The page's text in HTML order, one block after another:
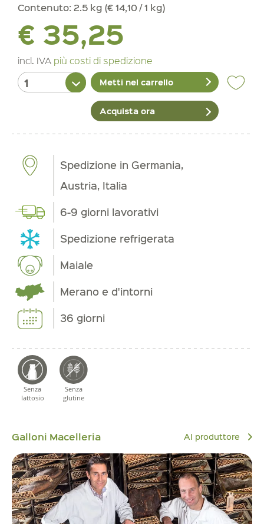
Contenuto: 2.5 kg (€ 14,10 / 1 kg)
€ 35,25
incl. IVA più costi di spedizione
Metti nel carrello
Acquista ora
Spedizione in Germania,
Austria, Italia
6-9 giorni lavorativi
Spedizione refrigerata
Maiale
Merano e d'intorni
36 giorni
Senza
lattosio
Senza
glutine
Galloni Macelleria Al produttore